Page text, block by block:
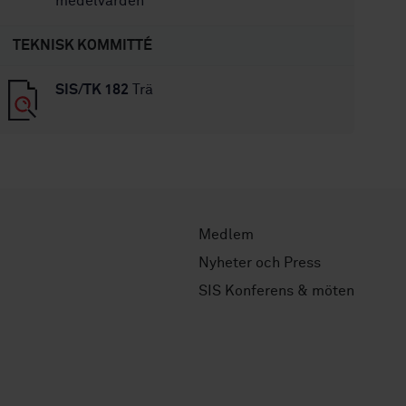
TEKNISK KOMMITTÉ
SIS/TK 182 Trä
Medlem
Nyheter och Press
SIS Konferens & möten